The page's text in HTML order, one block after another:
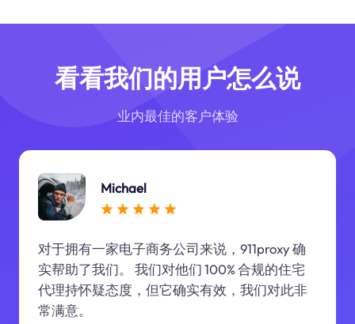
看看我们的用户怎么说
业内最佳的客户体验
Michael
对于拥有一家电子商务公司来说，911proxy 确
实帮助了我们。 我们对他们 100% 合规的住宅
代理持怀疑态度，但它确实有效，我们对此非
常满意。